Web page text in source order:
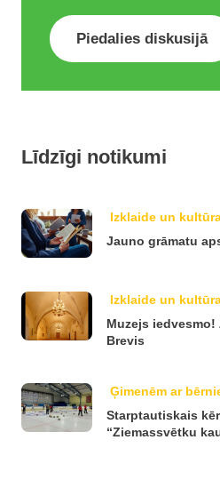
Piedalies diskusijā
Līdzīgi notikumi
Izklaide un
Jauno grāmatu
Izklaide un
Muzejs iedvesmo!
Brevis
Ģimenēm ar
Starptautiskais
“Ziemassvētku